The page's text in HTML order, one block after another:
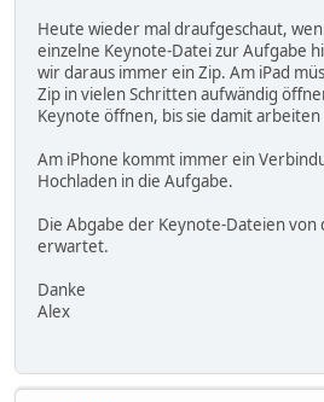
Heute wieder mal draufgeschaut,
einzelne Keynote-Datei zur Aufgabe
wir daraus immer ein Zip. Am iPad
Zip in vielen Schritten aufwändig
Keynote öffnen, bis sie damit
Am iPhone kommt immer ein
Hochladen in die Aufgabe.
Die Abgabe der Keynote-Dateien von
erwartet.
Danke
Alex